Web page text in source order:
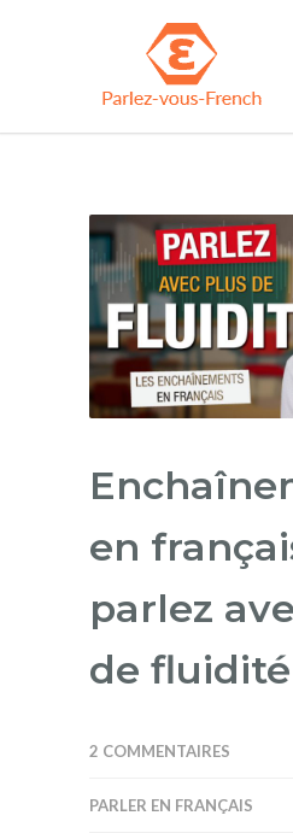
en
parlez
de
2 COMMENTAIRES
PARLER EN FRANÇAIS